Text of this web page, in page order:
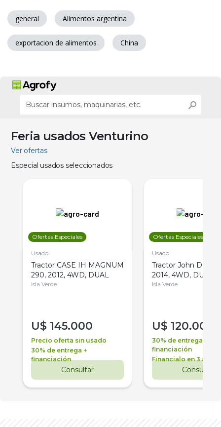
general Alimentos argentina
exportacion de alimentos China
Feria usados Venturino
Ver ofertas
Especial usados seleccionados
Ofertas Especiales
Usado
Tractor CASE IH MAGNUM
290, 2012, 4WD, DUAL
Isla Verde
U$ 145.000
Precio oferta sin usado
30% de entrega +
financiación
Consultar
Ofertas Especiales
Usado
Tractor John Deere
2014, 4WD, DUAL
Isla Verde
U$ 120.000
30% de entrega +
financiación
Financialo en 3 años
Consultar